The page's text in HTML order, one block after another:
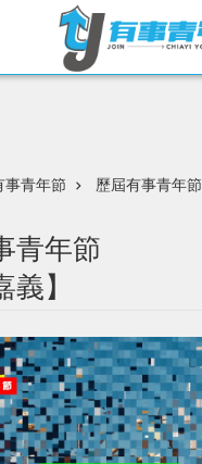
事青年節 歷屆有事青年節
青年節
義】